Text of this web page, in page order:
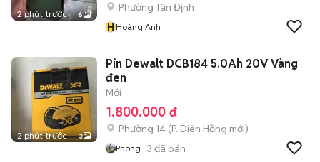
2 phút trước 6
Phường Tân Định
HHoàng Anh
2 phút trước 3
Pin Dewalt DCB184 5.0Ah 20V Vàng
đen
Mới
1.800.000 đ
Phường 14 (P. Diên Hồng mới)
Phong 3 đã bán